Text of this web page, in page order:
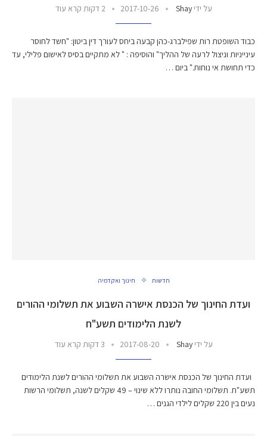
על ידיShay
2017-10-26 2 דקות קרא עוד
כבוד השופטת רות שפילברג-כהן קבעה ביחס לעורך דין ביטון: "חשד לחוסר
עינייניות וניצול לרעה של ההליך" והוסיפה : " לא מתקיים בסיס לאישום פלילי, עד
כדי תחושת אי נוחות." ביום …
חדשות חינוך ואקדמיה
ועדת החינוך של הכנסת אישרה השבוע את תשלומי ההורים
לשנת הלימודים תשע"ח
על ידיShay
2017-08-20 3 דקות קרא עוד
ועדת החינוך של הכנסת אישרה השבוע את תשלומי ההורים לשנת הלימודים
תשע"ח. תשלומי החובה נותרו ללא שינוי – 49 שקלים לשנה, תשלומי הרשות
נעים בין 220 שקלים לילדי הגנים …